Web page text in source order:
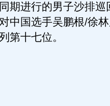
期进行的男子沙排巡
中国选手吴鹏根/徐
第十七位。